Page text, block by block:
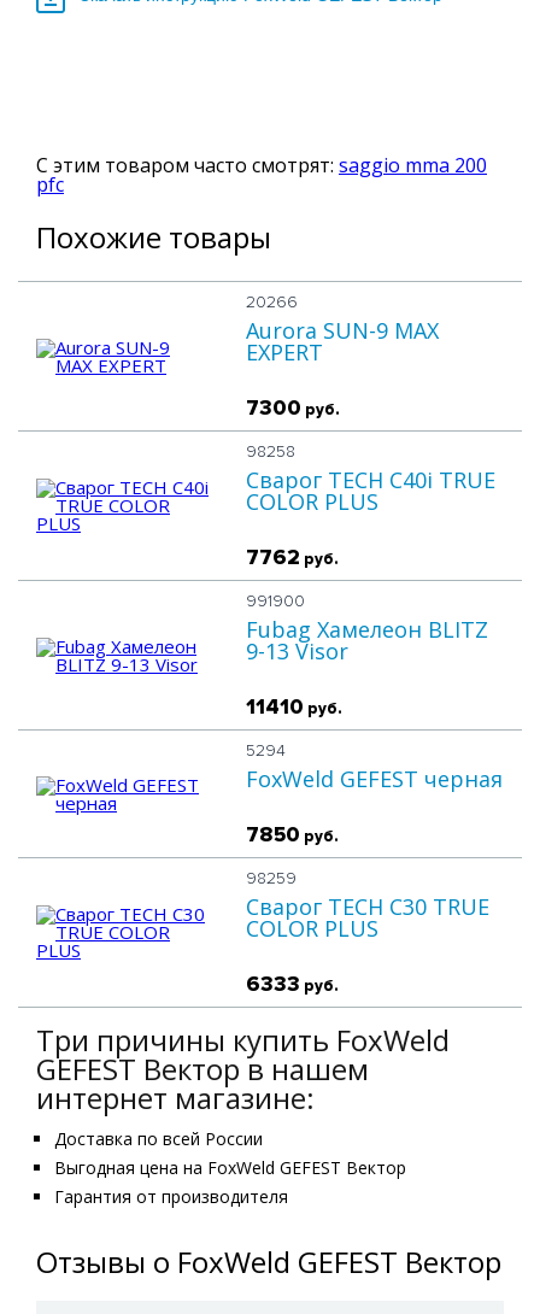
С этим товаром часто смотрят: saggio mma 200
pfc
Похожие товары
Aurora SUN-9 MAX
EXPERT
20266
7300 руб.
Сварог TECH C40i TRUE
COLOR PLUS
98258
7762 руб.
Fubag Хамелеон BLITZ
9-13 Visor
991900
11410 руб.
FoxWeld GEFEST черная
5294
7850 руб.
Сварог TECH С30 TRUE
COLOR PLUS
98259
6333 руб.
Три причины купить FoxWeld
GEFEST Вектор в нашем
интернет магазине:
Доставка по всей России
Выгодная цена на FoxWeld GEFEST Вектор
Гарантия от производителя
Отзывы о FoxWeld GEFEST Вектор